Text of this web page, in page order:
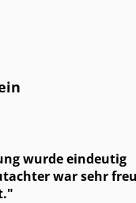
wurde eindeutig
war sehr